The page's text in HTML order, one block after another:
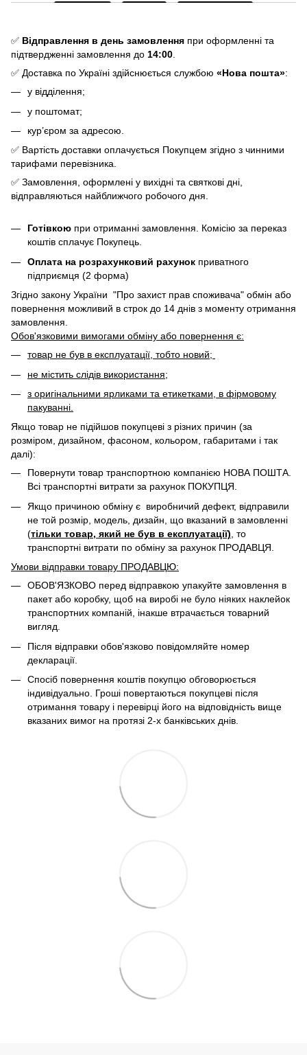
✅ Відправлення в день замовлення при оформленні та
підтвердженні замовлення до 14:00.
✅ Доставка по Україні здійснюється службою «Нова пошта»:
у відділення;
у поштомат;
кур’єром за адресою.
✅ Вартість доставки оплачується Покупцем згідно з чинними
тарифами перевізника.
✅ Замовлення, оформлені у вихідні та святкові дні,
відправляються найближчого робочого дня.
Готівкою при отриманні замовлення. Комісію за переказ
коштів сплачує Покупець.
Оплата на розрахунковий рахунок приватного
підприємця (2 форма)
Згідно закону України "Про захист прав споживача" обмін або
повернення можливий в строк до 14 днів з моменту отримання
замовлення.
Обов'язковими вимогами обміну або повернення є:
товар не був в експлуатації, тобто новий;
не містить слідів використання;
з оригінальними ярликами та етикетками, в фірмовому
пакуванні.
Якщо товар не підійшов покупцеві з різних причин (за
розміром, дизайном, фасоном, кольором, габаритами і так
далі):
Повернути товар транспортною компанією НОВА ПОШТА.
Всі транспортні витрати за рахунок ПОКУПЦЯ.
Якщо причиною обміну є виробничий дефект, відправили
не той розмір, модель, дизайн, що вказаний в замовленні
(тільки товар, який не був в експлуатації) , то
транспортні витрати по обміну за рахунок ПРОДАВЦЯ. ​
Умови відправки товару ПРОДАВЦЮ:
ОБОВ'ЯЗКОВО перед відправкою упакуйте замовлення в
пакет або коробку, щоб на виробі не було ніяких наклейок
транспортних компаній, інакше втрачається товарний
вигляд.
Після відправки обов'язково повідомляйте номер
декларації.
Спосіб повернення коштів покупцю обговорюється
індивідуально. Гроші повертаються покупцеві після
отримання товару і перевірці його на відповідність вище
вказаних вимог на протязі 2-х банківських днів.